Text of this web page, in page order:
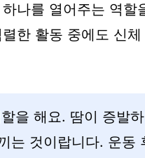
나를 열어주는 역할
한 활동 중에도 신
을 해요. 땀이 증발
는 것이랍니다. 운동